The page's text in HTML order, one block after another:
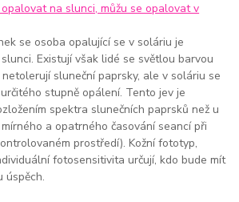
na slunci, můžu se opalovat v
se osoba opalující se v soláriu je
Existují však lidé se světlou barvou
sluneční paprsky, ale v soláriu se
stupně opálení. Tento jev je
spektra slunečních paprsků než u
a opatrného časování seancí při
prostředí). Kožní fototyp,
fotosensitivita určují, kdo bude mít
úspěch.